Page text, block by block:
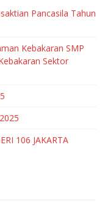
Pancasila Tahun
Kebakaran SMP
Sektor
106 JAKARTA